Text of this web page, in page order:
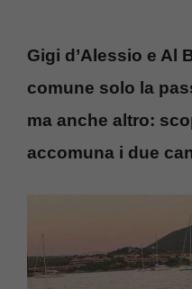
Gigi d’Alessio e Al
comune solo la
ma anche altro:
accomuna i due